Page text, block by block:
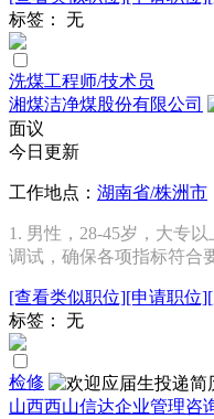
标签： 无
洗煤工程师/技术员
湘煤洁净煤股份有限公司
面议
今日更新
工作地点： 湖南省/株洲市
1. 男性，28-45岁，大专
调试，确保各项指标符合
[查看类似职位][申请职位]
标签： 无
检修
山西西山信达企业管理咨